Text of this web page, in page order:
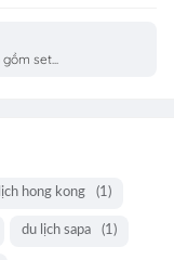
set...
hong kong (1)
du lịch sapa (1)